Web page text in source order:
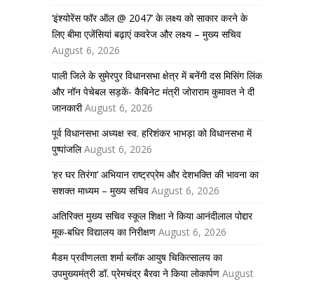
‘इंश्योरेंस फॉर ऑल @ 2047’ के लक्ष्य को साकार करने के
लिए बीमा एजेंसियां बढ़ाएं कवरेज और लक्ष्य – मुख्य सचिव
August 6, 2026
पाली जिले के सुमेरपुर विधानसभा क्षेत्र में बनेंगी दस मिसिंग लिंक
और नॉन पेचेबल सड़कें- कैबिनेट मंत्री जोराराम कुमावत ने दी
जानकारी August 6, 2026
पूर्व विधानसभा अध्यक्ष स्व. हरिशंकर भाभड़ा को विधानसभा में
पुष्पांजलि August 6, 2026
‘हर घर तिरंगा’ अभियान राष्ट्रप्रेम और देशभक्ति की भावना का
सशक्त माध्यम – मुख्य सचिव August 6, 2026
अतिरिक्त मुख्य सचिव स्कूल शिक्षा ने किया आनंदीलाल पोद्दार
मूक-बधिर विद्यालय का निरीक्षण August 6, 2026
मैडम प्रवीणलता शर्मा ब्लॉक आयुष चिकित्सालय का
उपमुख्यमंत्री डॉ. प्रेमचंद्र बैरवा ने किया लोकार्पण August